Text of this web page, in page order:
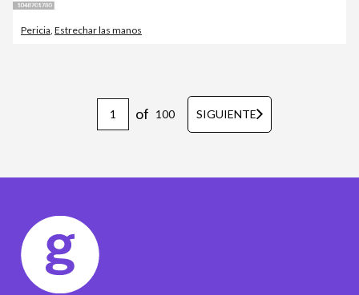
Pericia Estrechar las manos
of 100 SIGUIENTE